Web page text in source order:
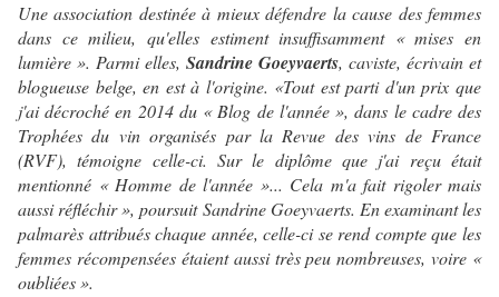
Une association destinée à mieux défendre la cause des femmes
dans ce milieu, qu'elles estiment insuffisamment « mises en
lumière ». Parmi elles, Sandrine Goeyvaerts, caviste, écrivain et
blogueuse belge, en est à l'origine. «Tout est parti d'un prix que
j'ai décroché en 2014 du « Blog de l'année », dans le cadre des
Trophées du vin organisés par la Revue des vins de France
(RVF), témoigne celle-ci. Sur le diplôme que j'ai reçu était
mentionné « Homme de l'année »... Cela m'a fait rigoler mais
aussi réfléchir », poursuit Sandrine Goeyvaerts. En examinant les
palmarès attribués chaque année, celle-ci se rend compte que les
femmes récompensées étaient aussi très peu nombreuses, voire «
oubliées ».